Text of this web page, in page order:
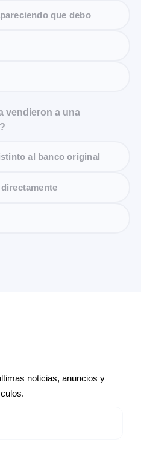
que debo
vendieron a una
al banco original
noticias, anuncios y